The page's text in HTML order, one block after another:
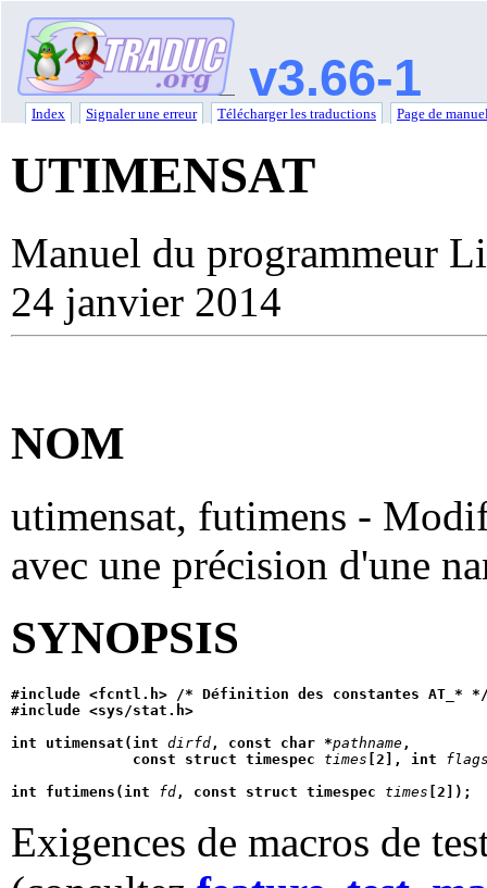
v3.66-1
Index Signaler une erreur Télécharger les traductions Page de
UTIMENSAT
Manuel du programmeur
24 janvier 2014
NOM
utimensat, futimens -
avec une précision d'une
SYNOPSIS
#include <fcntl.h> /* Définition des constantes AT_*
#include <sys/stat.h>
int utimensat(int dirfd , const char *pathname ,
              const struct timespec
times [2], int
int futimens(int fd , const struct timespec times [2]);
Exigences de macros de